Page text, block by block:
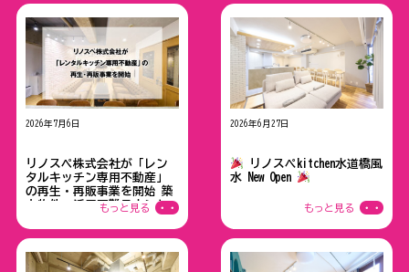
2026年7月6日
リノスペ株式会社が「レン
タルキッチン専用不動産」
の再生・再販事業を開始 ──築
古物件・活用困難テナント
もっと見る ・・
2026年6月27日
リノスぺkitchen水道橋風
水 New Open
もっと見る ・・